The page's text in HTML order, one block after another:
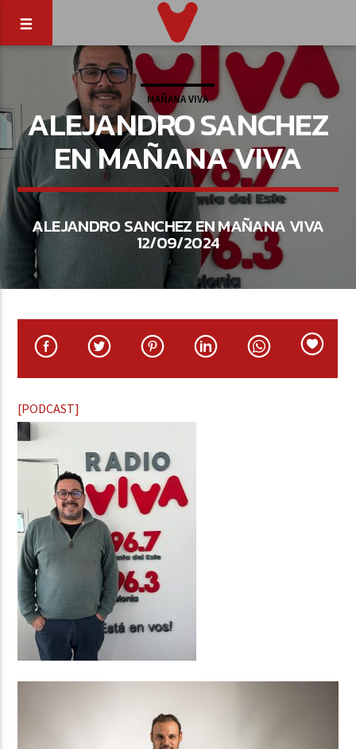
MAÑANA VIVA
ALEJANDRO SANCHEZ
EN MAÑANA VIVA
ALEJANDRO SANCHEZ EN MAÑANA VIVA
12/09/2024
[PODCAST]